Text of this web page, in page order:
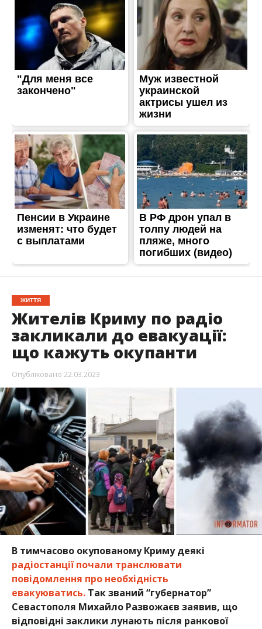
ЖИТТЯ
Жителів Криму по радіо
закликали до евакуації:
що кажуть окупанти
Опубліковано 22.03.2023
В тимчасово окупованому Криму деякі
радіостанції почали транслювати
повідомлення про необхідність
евакуюватись. Так званий “губернатор”
Севастополя Михайло Развожаєв заявив, що
відповідні заклики лунають після ранкової